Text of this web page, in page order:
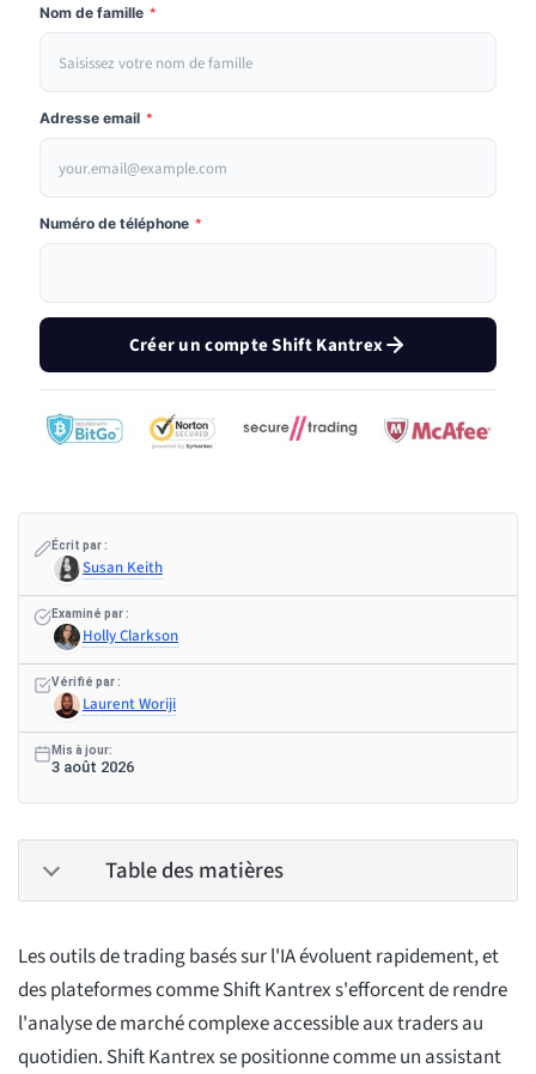
Nom de famille *
Adresse email *
Numéro de téléphone *
Créer un compte Shift Kantrex
Écrit par :
Susan Keith
Examiné par :
Holly Clarkson
Vérifié par :
Laurent Woriji
Mis à jour:
3 août 2026
Table des matières
Les outils de trading basés sur l'IA évoluent rapidement, et
des plateformes comme Shift Kantrex s'efforcent de rendre
l'analyse de marché complexe accessible aux traders au
quotidien. Shift Kantrex se positionne comme un assistant